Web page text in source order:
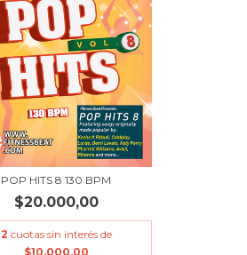
POP HITS 8 130 BPM
$20.000,00
2 cuotas sin interés de
$10.000,00